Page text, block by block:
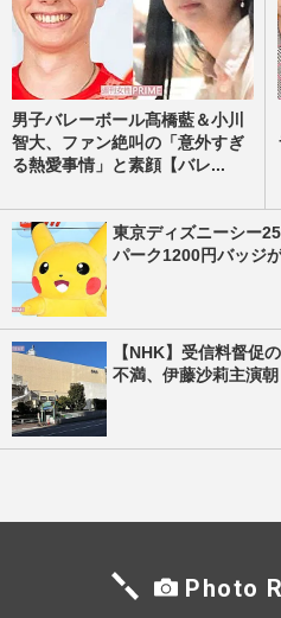
男子バレーボール髙橋藍＆小川
智大、ファン絶叫の「意外すぎ
る熱愛事情」と素顔【バレ...
東京ディズニーシー
パーク1200円バッジ
【NHK】受信料督促
不満、伊藤沙莉主演
Photo